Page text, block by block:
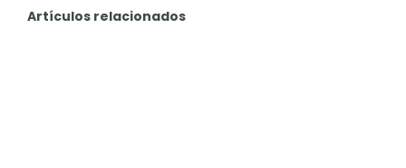
Artículos relacionados